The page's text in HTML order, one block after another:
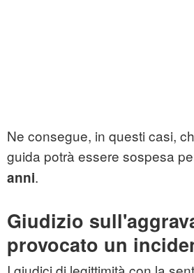
Ne consegue, in questi casi,
guida potrà essere sospesa
anni.
Giudizio
provocato un